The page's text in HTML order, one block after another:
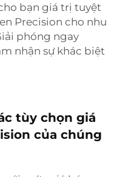
bạn giá trị tuyệt
Precision cho nhu
phóng ngay
nhận sự khác biệt
tùy chọn giá
của chúng